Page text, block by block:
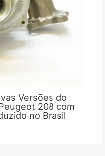
Versões do
208 com
no Brasil